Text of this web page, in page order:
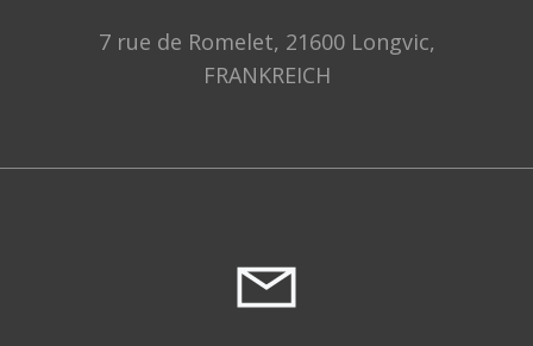
7 rue de Romelet, 21600 Longvic,
FRANKREICH